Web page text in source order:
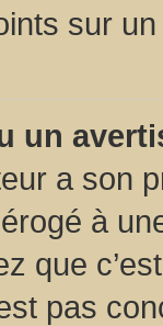
sur
un
a son
à
que
pas